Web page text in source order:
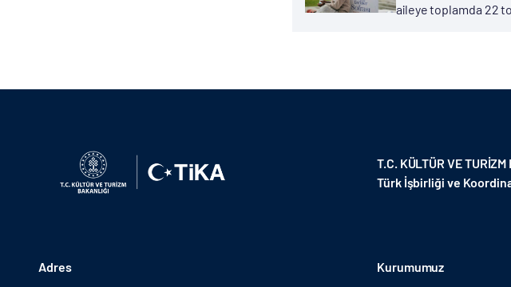
aileye toplamda 22
T.C. KÜLTÜR VE
Türk İşbirliği ve
Adres Kurumumuz